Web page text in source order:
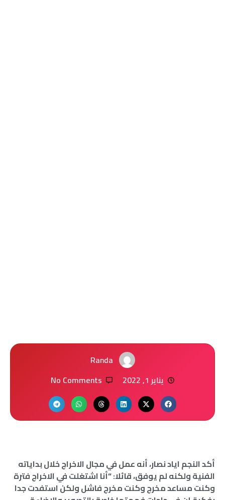
Randa
يناير 1, 2022
No Comments
أكد النجم اياد نصار، أنه عمل في مجال الاخراج خلال بداياته
الفنية ولكنه لم يوفق، قائلا: “أنا اشتغلت في الاخراج فترة
وكنت مساعد مخرج وكنت مخرج فاشل ولكن استفدت جدا